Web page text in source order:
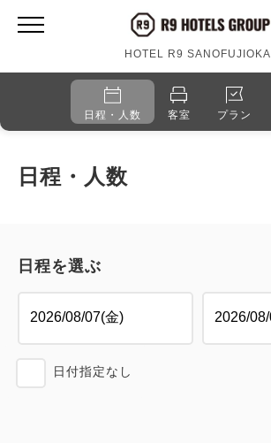
HOTEL R9 SANOFUJIOKA
日程・人数 客室 プラン
日程・人数
日程を選ぶ
日付指定なし